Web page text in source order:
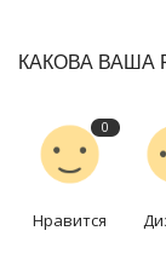
КАКОВА ВАША
0
Нравится